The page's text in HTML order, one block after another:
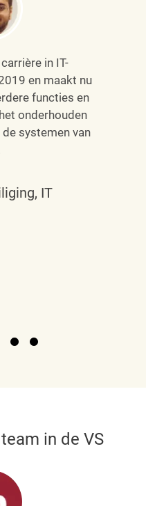
in IT-
en maakt nu
functies en
onderhouden
systemen van
IT
in de VS